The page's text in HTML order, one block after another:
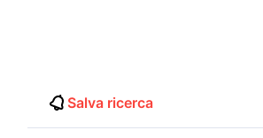
Salva ricerca